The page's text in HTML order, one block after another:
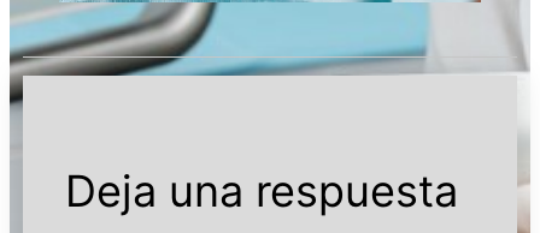
Deja una respuesta